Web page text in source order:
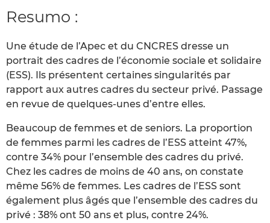
Resumo :
Une étude de l’Apec et du CNCRES dresse un
portrait des cadres de l’économie sociale et solidaire
(ESS). Ils présentent certaines singularités par
rapport aux autres cadres du secteur privé. Passage
en revue de quelques-unes d’entre elles.
Beaucoup de femmes et de seniors. La proportion
de femmes parmi les cadres de l’ESS atteint 47%,
contre 34% pour l’ensemble des cadres du privé.
Chez les cadres de moins de 40 ans, on constate
même 56% de femmes. Les cadres de l’ESS sont
également plus âgés que l’ensemble des cadres du
privé : 38% ont 50 ans et plus, contre 24%.